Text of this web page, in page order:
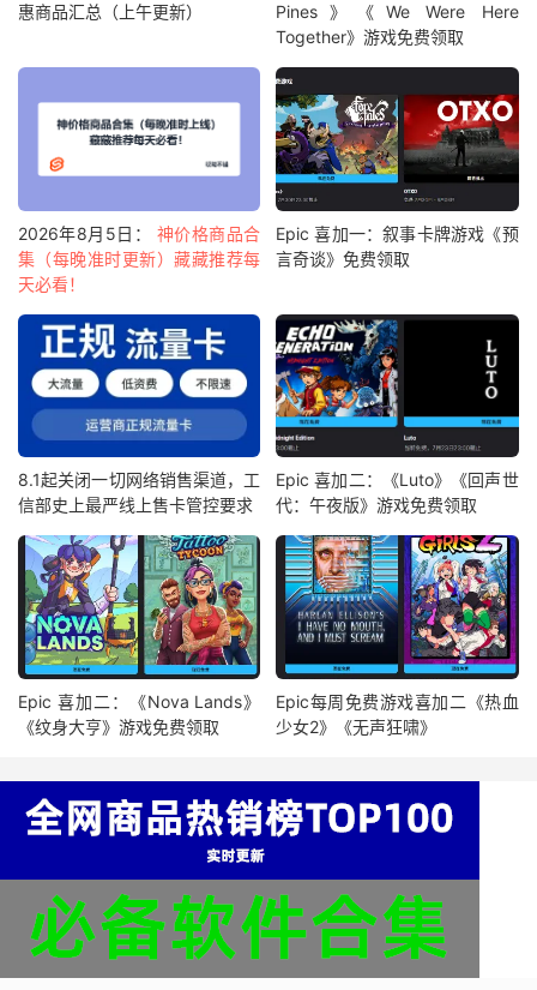
惠商品汇总（上午更新）
Pines》《We Were Here
Together》游戏免费领取
2026年8月5日： 神价格商品合
集（每晚准时更新）藏藏推荐每
天必看！
Epic 喜加一：叙事卡牌游戏《预
言奇谈》免费领取
8.1起关闭一切网络销售渠道，工
信部史上最严线上售卡管控要求
Epic 喜加二：《Luto》《回声世
代：午夜版》游戏免费领取
Epic 喜加二：《Nova Lands》
《纹身大亨》游戏免费领取
Epic每周免费游戏喜加二《热血
少女2》《无声狂啸》